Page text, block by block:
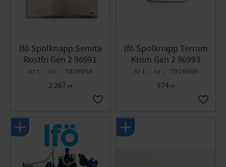
Ifö Spolknapp Semita
Rostfri Gen 2 96991
7926958
2 267 KR
Lägg till i favoriter
Ifö Spolknapp Terrum
Krom Gen 2 96993
7926985
574KR
Lägg